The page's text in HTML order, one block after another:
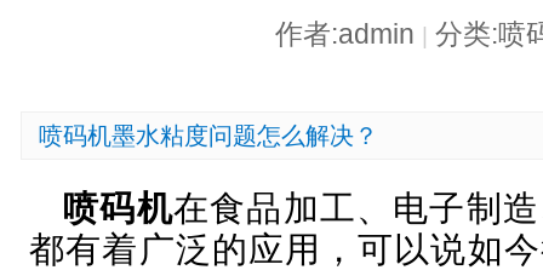
作者:admin 分类:喷
喷码机墨水粘度问题怎么解决？
喷码机在食品加工、电子制
都有着广泛的应用，可以说如